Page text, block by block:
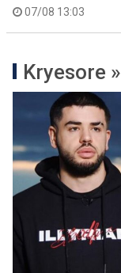
07/08 13:03
Kryesore »